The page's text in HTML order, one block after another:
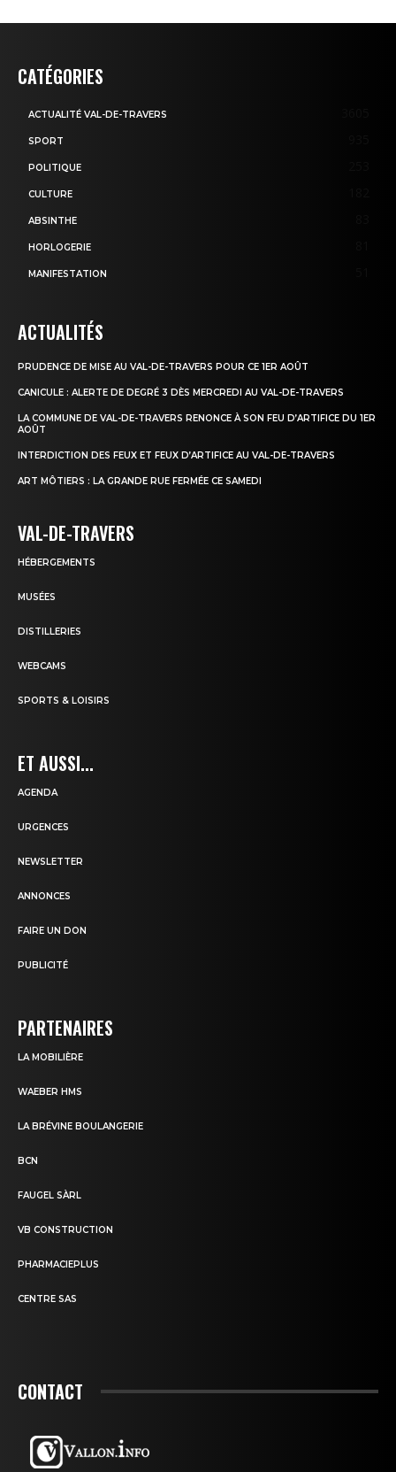
CATÉGORIES
ACTUALITÉ VAL-DE-TRAVERS
SPORT
POLITIQUE
CULTURE
ABSINTHE
HORLOGERIE
MANIFESTATION
ACTUALITÉS
PRUDENCE DE MISE AU VAL-DE-TRAVERS POUR CE 1ER AOÛT
CANICULE : ALERTE DE DEGRÉ 3 DÈS MERCREDI AU VAL-DE-TRAVERS
LA COMMUNE DE VAL-DE-TRAVERS RENONCE À SON FEU D’ARTIFICE DU 1ER
AOÛT
INTERDICTION DES FEUX ET FEUX D’ARTIFICE AU VAL-DE-TRAVERS
ART MÔTIERS : LA GRANDE RUE FERMÉE CE SAMEDI
VAL-DE-TRAVERS
HÉBERGEMENTS
MUSÉES
DISTILLERIES
WEBCAMS
SPORTS & LOISIRS
ET AUSSI...
AGENDA
URGENCES
NEWSLETTER
ANNONCES
FAIRE UN DON
PUBLICITÉ
PARTENAIRES
LA MOBILIÈRE
WAEBER HMS
LA BRÉVINE BOULANGERIE
BCN
FAUGEL SÀRL
VB CONSTRUCTION
PHARMACIEPLUS
CENTRE SAS
CONTACT